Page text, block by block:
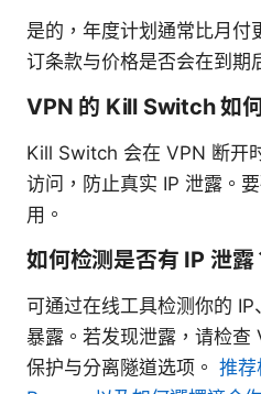
是的，年度计划通常比月付
订条款与价格是否会在到期
VPN 的 Kill Switch 如
Kill Switch 会在 VPN 断开
访问，防止真实 IP 泄露。
用。
如何检测是否有 IP 泄露
可通过在线工具检测你的
暴露。若发现泄露，请检查
保护与分离隧道选项。 推荐